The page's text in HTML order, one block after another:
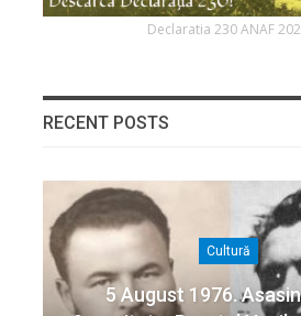
Declaratia 230 ANAF
RECENT POSTS
Cultură
5 August 1976.